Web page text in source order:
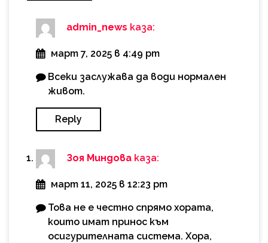
admin_news каза:
март 7, 2025 в 4:49 pm
Всеки заслужава да води нормален
живот.
Reply
Зоя Миндова каза:
март 11, 2025 в 12:23 pm
Това не е честно спрямо хората,
които имат принос към
осигурителната система. Хора,